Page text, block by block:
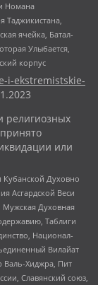
Номана
Таджикистана,
ячейка, Батал-
Улыбается,
корпус
i-ekstremistskie-
религиозных
или
Кубанской Духовно
Асгардской Веси
Духовная
Таблиги
Национал-
Вилайат
Валь-Хиджра, Пит
Славянский союз,